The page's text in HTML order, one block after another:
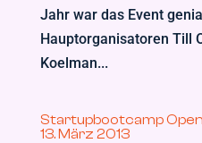
Jahr war das Event
Hauptorganisatoren Till
Koelman...
Startupbootcamp
13. März 2013